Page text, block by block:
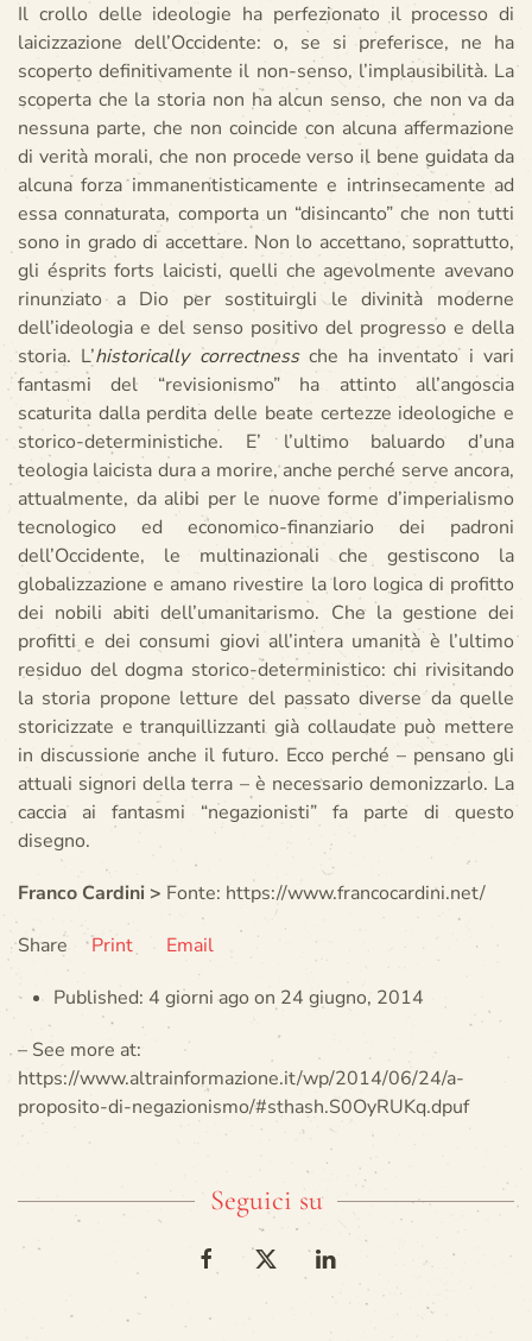
Il crollo delle ideologie ha perfezionato il processo di
laicizzazione dell’Occidente: o, se si preferisce, ne ha
scoperto definitivamente il non-senso, l’implausibilità. La
scoperta che la storia non ha alcun senso, che non va da
nessuna parte, che non coincide con alcuna affermazione
di verità morali, che non procede verso il bene guidata da
alcuna forza immanentisticamente e intrinsecamente ad
essa connaturata, comporta un “disincanto” che non tutti
sono in grado di accettare. Non lo accettano, soprattutto,
gli ésprits forts laicisti, quelli che agevolmente avevano
rinunziato a Dio per sostituirgli le divinità moderne
dell’ideologia e del senso positivo del progresso e della
storia. L’historically correctnessche ha inventato i vari
fantasmi del “revisionismo” ha attinto all’angoscia
scaturita dalla perdita delle beate certezze ideologiche e
storico-deterministiche. E’ l’ultimo baluardo d’una
teologia laicista dura a morire, anche perché serve ancora,
attualmente, da alibi per le nuove forme d’imperialismo
tecnologico ed economico-finanziario dei padroni
dell’Occidente, le multinazionali che gestiscono la
globalizzazione e amano rivestire la loro logica di profitto
dei nobili abiti dell’umanitarismo. Che la gestione dei
profitti e dei consumi giovi all’intera umanità è l’ultimo
residuo del dogma storico-deterministico: chi rivisitando
la storia propone letture del passato diverse da quelle
storicizzate e tranquillizzanti già collaudate può mettere
in discussione anche il futuro. Ecco perché – pensano gli
attuali signori della terra – è necessario demonizzarlo. La
caccia ai fantasmi “negazionisti” fa parte di questo
disegno.
Franco Cardini > Fonte: https://www.francocardini.net/
Share
Print
Email
Published: 4 giorni ago on 24 giugno, 2014
– See more at:
https://www.altrainformazione.it/wp/2014/06/24/a-
proposito-di-negazionismo/#sthash.S0OyRUKq.dpuf
Seguici su